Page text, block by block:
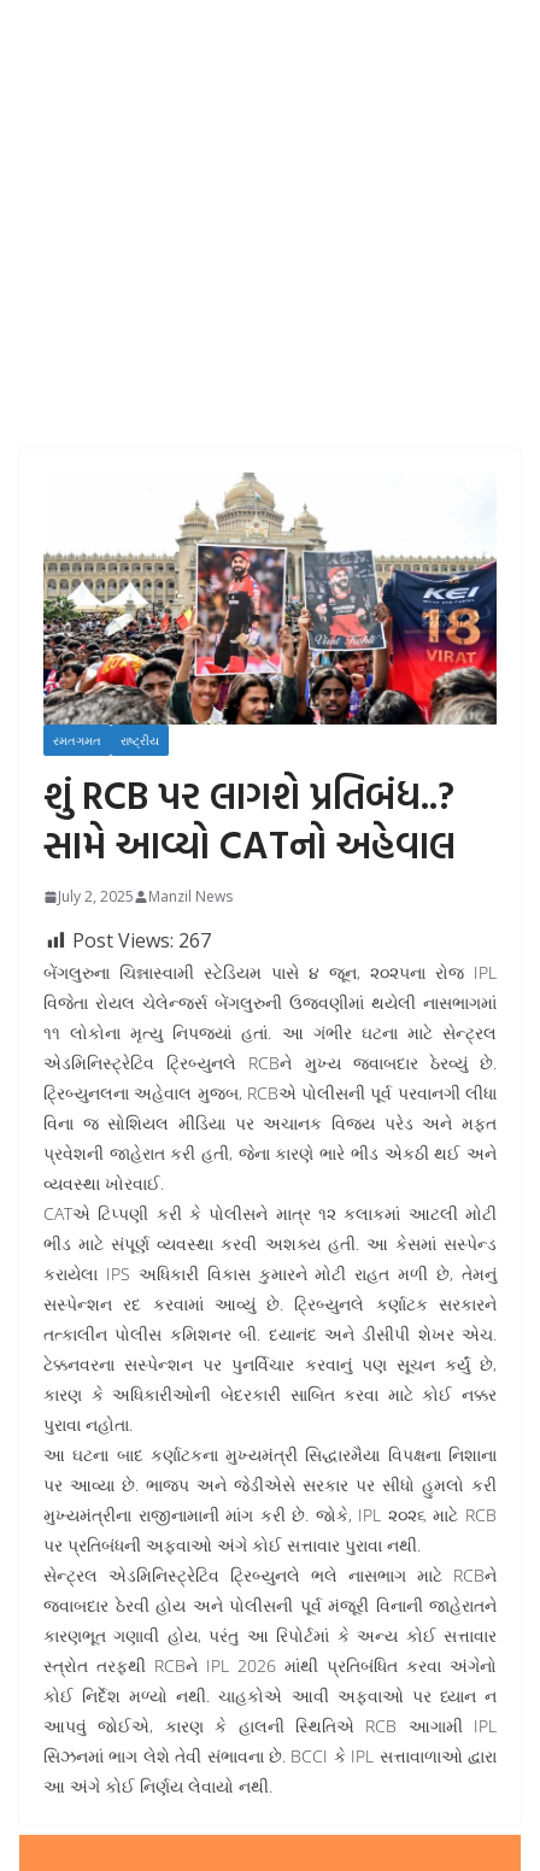
રમતગમત રાષ્ટ્રીય
શું RCB પર લાગશે પ્રતિબંધ..?
સામે આવ્યો CATનો અહેવાલ
July 2, 2025 Manzil News
Post Views: 267
બેંગલુરુના ચિન્નાસ્વામી સ્ટેડિયમ પાસે ૪ જૂન, ૨૦૨૫ના રોજ IPL
વિજેતા રોયલ ચેલેન્જર્સ બેંગલુરુની ઉજવણીમાં થયેલી નાસભાગમાં
૧૧ લોકોના મૃત્યુ નિપજ્યાં હતાં. આ ગંભીર ઘટના માટે સેન્ટ્રલ
એડમિનિસ્ટ્રેટિવ ટ્રિબ્યુનલે RCBને મુખ્ય જવાબદાર ઠેરવ્યું છે.
ટ્રિબ્યુનલના અહેવાલ મુજબ, RCBએ પોલીસની પૂર્વ પરવાનગી લીધા
વિના જ સોશિયલ મીડિયા પર અચાનક વિજય પરેડ અને મફત
પ્રવેશની જાહેરાત કરી હતી, જેના કારણે ભારે ભીડ એકઠી થઈ અને
વ્યવસ્થા ખોરવાઈ.
CATએ ટિપ્પણી કરી કે પોલીસને માત્ર ૧૨ કલાકમાં આટલી મોટી
ભીડ માટે સંપૂર્ણ વ્યવસ્થા કરવી અશક્ય હતી. આ કેસમાં સસ્પેન્ડ
કરાયેલા IPS અધિકારી વિકાસ કુમારને મોટી રાહત મળી છે, તેમનું
સસ્પેન્શન રદ કરવામાં આવ્યું છે. ટ્રિબ્યુનલે કર્ણાટક સરકારને
તત્કાલીન પોલીસ કમિશનર બી. દયાનંદ અને ડીસીપી શેખર એચ.
ટેક્કનવરના સસ્પેન્શન પર પુનર્વિચાર કરવાનું પણ સૂચન કર્યું છે,
કારણ કે અધિકારીઓની બેદરકારી સાબિત કરવા માટે કોઈ નક્કર
પુરાવા નહોતા.
આ ઘટના બાદ કર્ણાટકના મુખ્યમંત્રી સિદ્ધારમૈયા વિપક્ષના નિશાના
પર આવ્યા છે. ભાજપ અને જેડીએસે સરકાર પર સીધો હુમલો કરી
મુખ્યમંત્રીના રાજીનામાની માંગ કરી છે. જોકે, IPL ૨૦૨૬ માટે RCB
પર પ્રતિબંધની અફવાઓ અંગે કોઈ સત્તાવાર પુરાવા નથી.
સેન્ટ્રલ એડમિનિસ્ટ્રેટિવ ટ્રિબ્યુનલે ભલે નાસભાગ માટે RCBને
જવાબદાર ઠેરવી હોય અને પોલીસની પૂર્વ મંજૂરી વિનાની જાહેરાતને
કારણભૂત ગણાવી હોય, પરંતુ આ રિપોર્ટમાં કે અન્ય કોઈ સત્તાવાર
સ્ત્રોત તરફથી RCBને IPL 2026 માંથી પ્રતિબંધિત કરવા અંગેનો
કોઈ નિર્દેશ મળ્યો નથી. ચાહકોએ આવી અફવાઓ પર ધ્યાન ન
આપવું જોઈએ, કારણ કે હાલની સ્થિતિએ RCB આગામી IPL
સિઝનમાં ભાગ લેશે તેવી સંભાવના છે. BCCI કે IPL સત્તાવાળાઓ દ્વારા
આ અંગે કોઈ નિર્ણય લેવાયો નથી.